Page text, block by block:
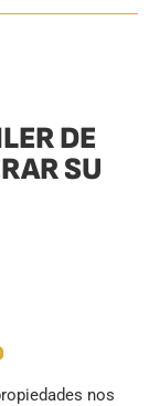
DE
SU
nos